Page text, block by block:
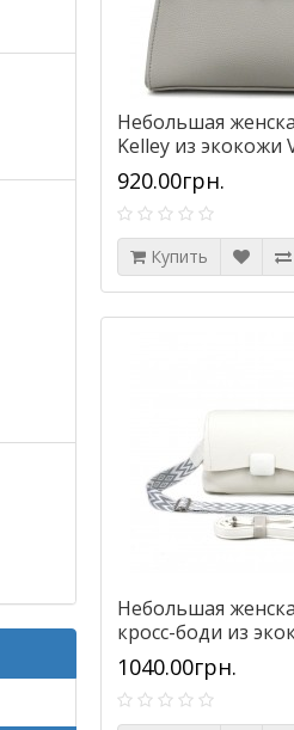
Небольшая
Kelley из экокожи
серая
920.00грн.
Купить
Небольшая
кросс-боди из
57055175-31 белая
1040.00грн.